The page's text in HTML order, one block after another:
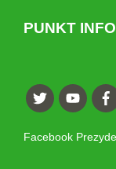
PUNKT
Facebook